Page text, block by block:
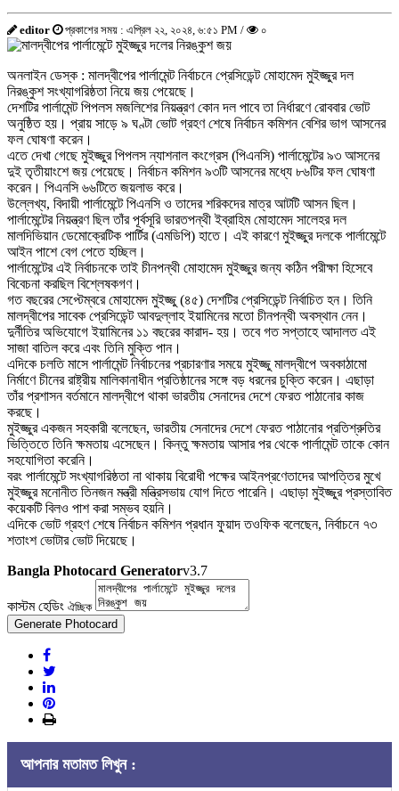
editor প্রকাশের সময় : এপ্রিল ২২, ২০২৪, ৬:৫১ PM / ০
অনলাইন ডেস্ক : মালদ্বীপের পার্লামেন্ট নির্বাচনে প্রেসিডেন্ট মোহামেদ মুইজ্জুর দল
নিরঙ্কুশ সংখ্যাগরিষ্ঠতা নিয়ে জয় পেয়েছে।
দেশটির পার্লামেন্ট পিপলস মজলিশের নিয়ন্ত্রণ কোন দল পাবে তা নির্ধারণে রোববার ভোট
অনুষ্ঠিত হয়। প্রায় সাড়ে ৯ ঘণ্টা ভোট গ্রহণ শেষে নির্বাচন কমিশন বেশির ভাগ আসনের
ফল ঘোষণা করেন।
এতে দেখা গেছে মুইজ্জুর পিপলস ন্যাশনাল কংগ্রেস (পিএনসি) পার্লামেন্টের ৯৩ আসনের
দুই তৃতীয়াংশে জয় পেয়েছে। নির্বাচন কমিশন ৯৩টি আসনের মধ্যে ৮৬টির ফল ঘোষণা
করেন। পিএনসি ৬৬টিতে জয়লাভ করে।
উল্লেখ্য, বিদায়ী পার্লামেন্টে পিএনসি ও তাদের শরিকদের মাত্র আটটি আসন ছিল।
পার্লামেন্টের নিয়ন্ত্রণ ছিল তাঁর পূর্বসূরি ভারতপন্থী ইব্রাহিম মোহামেদ সালেহর দল
মালদিভিয়ান ডেমোক্রেটিক পার্টির (এমডিপি) হাতে। এই কারণে মুইজ্জুর দলকে পার্লামেন্টে
আইন পাশে বেগ পেতে হচ্ছিল।
পার্লামেন্টের এই নির্বাচনকে তাই চীনপন্থী মোহামেদ মুইজ্জুর জন্য কঠিন পরীক্ষা হিসেবে
বিবেচনা করছিল বিশ্লেষকগণ।
গত বছরের সেপ্টেম্বরে মোহামেদ মুইজ্জু (৪৫) দেশটির প্রেসিডেন্ট নির্বাচিত হন। তিনি
মালদ্বীপের সাবেক প্রেসিডেন্ট আবদুল্লাহ ইয়ামিনের মতো চীনপন্থী অবস্থান নেন।
দুর্নীতির অভিযোগে ইয়ামিনের ১১ বছরের কারাদ- হয়। তবে গত সপ্তাহে আদালত এই
সাজা বাতিল করে এবং তিনি মুক্তি পান।
এদিকে চলতি মাসে পার্লামেন্ট নির্বাচনের প্রচারণার সময়ে মুইজ্জু মালদ্বীপে অবকাঠামো
নির্মাণে চীনের রাষ্ট্রীয় মালিকানাধীন প্রতিষ্ঠানের সঙ্গে বড় ধরনের চুক্তি করেন। এছাড়া
তাঁর প্রশাসন বর্তমানে মালদ্বীপে থাকা ভারতীয় সেনাদের দেশে ফেরত পাঠানোর কাজ
করছে।
মুইজ্জুর একজন সহকারী বলেছেন, ভারতীয় সেনাদের দেশে ফেরত পাঠানোর প্রতিশ্রুতির
ভিত্তিতে তিনি ক্ষমতায় এসেছেন। কিন্তু ক্ষমতায় আসার পর থেকে পার্লামেন্ট তাকে কোন
সহযোগিতা করেনি।
বরং পার্লামেন্টে সংখ্যাগরিষ্ঠতা না থাকায় বিরোধী পক্ষের আইনপ্রণেতাদের আপত্তির মুখে
মুইজ্জুর মনোনীত তিনজন মন্ত্রী মন্ত্রিসভায় যোগ দিতে পারেনি। এছাড়া মুইজ্জুর প্রস্তাবিত
কয়েকটি বিলও পাশ করা সম্ভব হয়নি।
এদিকে ভোট গ্রহণ শেষে নির্বাচন কমিশন প্রধান ফুয়াদ তওফিক বলেছেন, নির্বাচনে ৭৩
শতাংশ ভোটার ভোট দিয়েছে।
Bangla Photocard Generatorv3.7
কাস্টম হেডিং ঐচ্ছিক
Generate Photocard
আপনার মতামত লিখুন :